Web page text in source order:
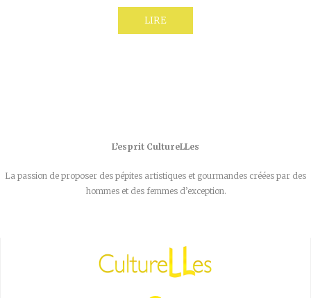
LIRE
L’esprit CultureLLes
La passion de proposer des pépites artistiques et gourmandes créées par des
hommes et des femmes d’exception.